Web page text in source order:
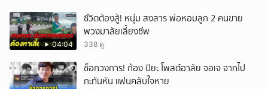
04:04
ชึวิตต้องสู้! หนุ่ม สงสาร พ่อหอบลูก 2 คนขาย
พวงมาลัยเลี้ยงชีพ
338 ดู
ช็อกวงการ! ก้อง ปิยะ โพสต์อาลัย จอเจ จากไป
กะทันหัน แฟนคลับใจหาย